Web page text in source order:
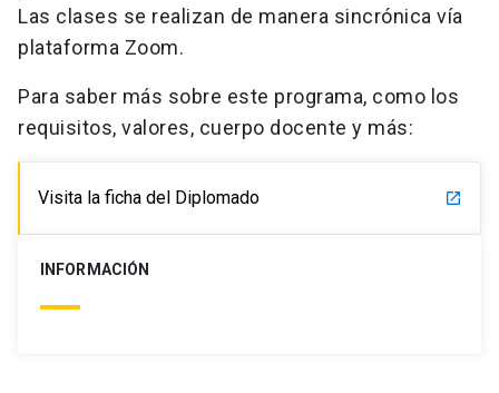
Las clases se realizan de manera sincrónica vía
plataforma Zoom.
Para saber más sobre este programa, como los
requisitos, valores, cuerpo docente y más:
Visita la ficha del Diplomado launch
INFORMACIÓN